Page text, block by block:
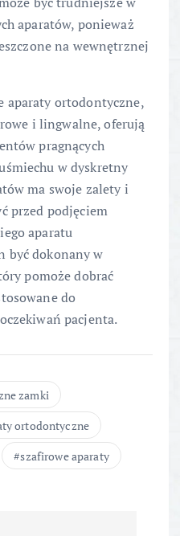
aparatów, ponieważ
na wewnętrznej
aparaty ortodontyczne,
i lingwalne, oferują
pragnących
w dyskretny
ma swoje zalety i
przed podjęciem
aparatu
być dokonany w
pomoże dobrać
do
pacjenta.
zamki
ortodontyczne
szafirowe aparaty